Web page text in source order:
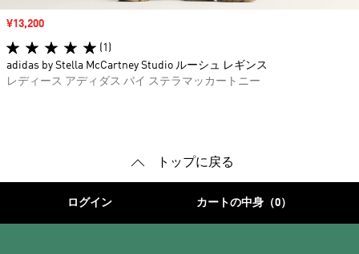
セール価格
¥13,200
(1)
adidas by Stella McCartney Studio ルーシュ レギンス
レディース アディダス バイ ステラマッカートニー
トップに戻る
ログイン カートの中身（0）